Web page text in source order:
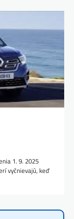
1. 9. 2025
vyčnievajú, keď